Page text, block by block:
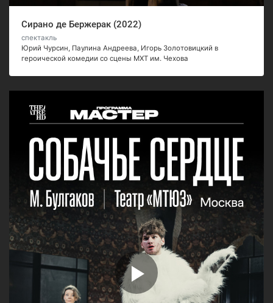
Сирано де Бержерак (2022)
спектакль
Юрий Чурсин, Паулина Андреева, Игорь Золотовицкий в
героической комедии со сцены МХТ им. Чехова